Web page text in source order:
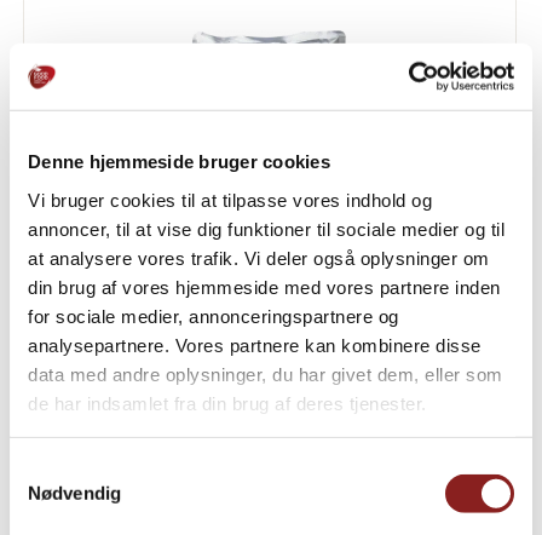
Denne hjemmeside bruger cookies
Vi bruger cookies til at tilpasse vores indhold og
annoncer, til at vise dig funktioner til sociale medier og til
at analysere vores trafik. Vi deler også oplysninger om
din brug af vores hjemmeside med vores partnere inden
for sociale medier, annonceringspartnere og
analysepartnere. Vores partnere kan kombinere disse
data med andre oplysninger, du har givet dem, eller som
de har indsamlet fra din brug af deres tjenester.
Nødvendig
Grillede peberfrugt